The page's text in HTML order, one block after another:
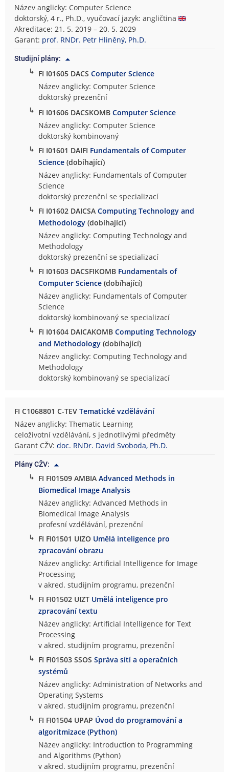
Název anglicky: Computer Science
doktorský, 4 r., Ph.D., vyučovací jazyk: angličtina
Akreditace: 21. 5. 2019 – 20. 5. 2029
Garant: prof. RNDr. Petr Hliněný, Ph.D.
Studijní plány:
↳ FI I01605 DACSComputer Science
Název anglicky: Computer Science
doktorský prezenční
↳ FI I01606 DACSKOMBComputer Science
Název anglicky: Computer Science
doktorský kombinovaný
↳ FI I01601 DAIFI Fundamentals of Computer
Science (dobíhající)
Název anglicky: Fundamentals of Computer
Science
doktorský prezenční se specializací
↳ FI I01602 DAICSAComputing Technology and
Methodology (dobíhající)
Název anglicky: Computing Technology and
Methodology
doktorský prezenční se specializací
↳ FI I01603 DACSFIKOMB Fundamentals of
Computer Science (dobíhající)
Název anglicky: Fundamentals of Computer
Science
doktorský kombinovaný se specializací
↳ FI I01604 DAICAKOMBComputing Technology
and Methodology (dobíhající)
Název anglicky: Computing Technology and
Methodology
doktorský kombinovaný se specializací
FI C1068801 C-TEVTematické vzdělávání
Název anglicky: Thematic Learning
celoživotní vzdělávání, s jednotlivými předměty
Garant CŽV:doc. RNDr. David Svoboda, Ph.D.
Plány CŽV:
↳ FI FI01509 AMBIAAdvanced Methods in
Biomedical Image Analysis
Název anglicky: Advanced Methods in
Biomedical Image Analysis
profesní vzdělávání, prezenční
↳ FI FI01501 UIZO Umělá inteligence pro
zpracování obrazu
Název anglicky: Artificial Intelligence for Image
Processing
v akred. studijním programu, prezenční
↳ FI FI01502 UIZT Umělá inteligence pro
zpracování textu
Název anglicky: Artificial Intelligence for Text
Processing
v akred. studijním programu, prezenční
↳ FI FI01503 SSOSSpráva sítí a operačních
systémů
Název anglicky: Administration of Networks and
Operating Systems
v akred. studijním programu, prezenční
↳ FI FI01504 UPAP Úvod do programování a
algoritmizace (Python)
Název anglicky: Introduction to Programming
and Algorithms (Python)
v akred. studijním programu, prezenční